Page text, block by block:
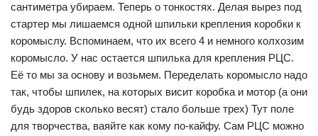
сантиметра убираем. Теперь о тонкостях. Делая вырез под
стартер мы лишаемся одной шпильки крепления коробки к
коромыслу. Вспоминаем, что их всего 4 и немного колхозим
коромысло. У нас остается шпилька для крепления РЦС.
Её то мы за основу и возьмем. Переделать коромысло надо
так, чтобы шпилек, на которых висит коробка и мотор (а они
будь здоров сколько весят) стало больше трех) Тут поле
для творчества, ваяйте как кому по-кайфу. Сам РЦС можно